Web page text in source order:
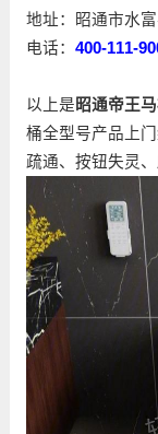
地址：昭通市水
电话： 400-111-
以上是昭通帝王
桶全型号产品上
疏通、按钮失灵